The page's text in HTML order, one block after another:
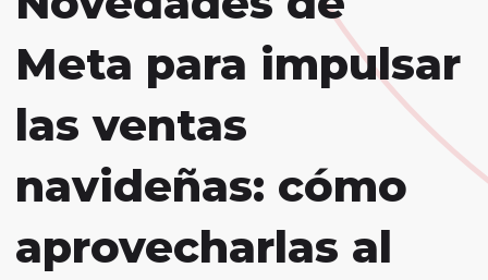
Meta para impulsar
las ventas
navideñas: cómo
aprovecharlas al